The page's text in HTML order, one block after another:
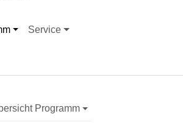
for "Programm"
Service
Submenu for "Service"
Programm